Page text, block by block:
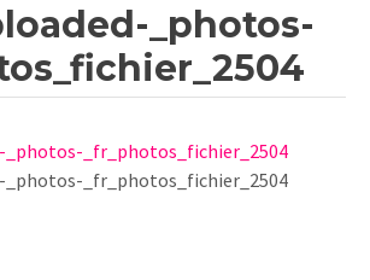
_photos-
_photos-_fr_photos_fichier_2504
_photos-_fr_photos_fichier_2504